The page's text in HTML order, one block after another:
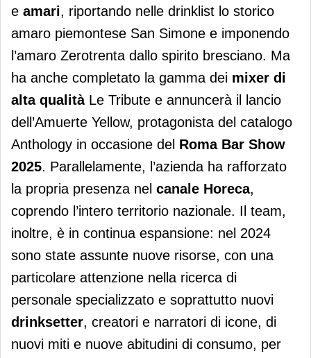
e amari, riportando nelle drinklist lo storico
amaro piemontese San Simone e imponendo
l’amaro Zerotrenta dallo spirito bresciano. Ma
ha anche completato la gamma dei mixer di
alta qualitàLe Tribute e annuncerà il lancio
dell’Amuerte Yellow, protagonista del catalogo
Anthology in occasione del Roma Bar Show
2025. Parallelamente, l’azienda ha rafforzato
la propria presenza nel canale Horeca,
coprendo l’intero territorio nazionale. Il team,
inoltre, è in continua espansione: nel 2024
sono state assunte nuove risorse, con una
particolare attenzione nella ricerca di
personale specializzato e soprattutto nuovi
drinksetter, creatori e narratori di icone, di
nuovi miti e nuove abitudini di consumo, per